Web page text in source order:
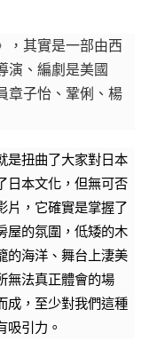
，其實是一部由西
演、編劇是美國
章子怡、鞏俐、楊
是扭曲了大家對日本
日本文化，但無可否
片，它確實是掌握了
屋的氛圍，低矮的木
的海洋、舞台上淒美
無法真正體會的場
成，至少對我們這種
吸引力。